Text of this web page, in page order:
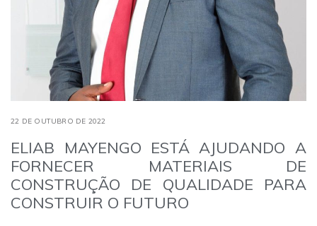
22 DE OUTUBRO DE 2022
ELIAB MAYENGO ESTÁ AJUDANDO A
FORNECER MATERIAIS DE
CONSTRUÇÃO DE QUALIDADE PARA
CONSTRUIR O FUTURO